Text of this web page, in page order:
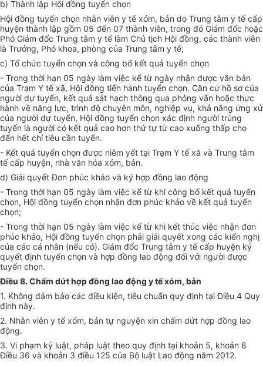
b) Thành lập Hội đồng tuyển chọn
Hội đồng tuyển chọn nhân viên y tế xóm, bản do Trung tâm y tế cấp
huyện thành lập gồm 05 đến 07 thành viên, trong đó Giám đốc hoặc
Phó Giám đốc Trung tâm y tế làm Chủ tịch Hội đồng, các thành viên
là Trưởng, Phó khoa, phòng của Trung tâm y tế;
c) Tổ chức tuyển chọn và công bố kết quả tuyển chọn
- Trong thời hạn 05 ngày làm việc kể từ ngày nhận được văn bản
của Trạm Y tế xã, Hội đồng tiến hành tuyển chọn. Căn cứ hồ sơ của
người dự tuyển, kết quả sát hạch thông qua phỏng vấn hoặc thực
hành về năng lực, trình độ chuyên môn, nghiệp vụ, khả năng ứng xử
của người dự tuyển, Hội đồng tuyển chọn xác định người trúng
tuyển là người có kết quả cao hơn thứ tự từ cao xuống thấp cho
đến hết chỉ tiêu cần tuyển.
- Kết quả tuyển chọn được niêm yết tại Trạm Y tế xã và Trung tâm
tế cấp huyện, nhà văn hóa xóm, bản.
d) Giải quyết Đơn phúc khảo và ký hợp đồng lao động
- Trong thời hạn 05 ngày làm việc kể từ khi công bố kết quả tuyển
chọn, Hội đồng tuyển chọn nhận đơn phúc khảo về kết quả tuyển
chọn;
- Trong thời hạn 05 ngày làm việc kể từ khi kết thúc việc nhận đơn
phúc khảo, Hội đồng tuyển chọn phải giải quyết xong các kiến nghị
của các cá nhân (nếu có). Giám đốc Trung tâm y tế cấp huyện ký
quyết định tuyển chọn và hợp đồng lao động đối với người được
tuyển chọn.
Điều 8. Chấm dứt hợp đồng lao động y tế xóm, bản
1. Không đảm bảo các điều kiện, tiêu chuẩn quy định tại Điều 4 Quy
định này.
2. Nhân viên y tế xóm, bản tự nguyện xin chấm dứt hợp đồng lao
động.
3. Vi phạm kỷ luật, pháp luật theo quy định tại khoản 5, khoản 8
Điều 36 và khoản 3 điều 125 của Bộ luật Lao động năm 2012.